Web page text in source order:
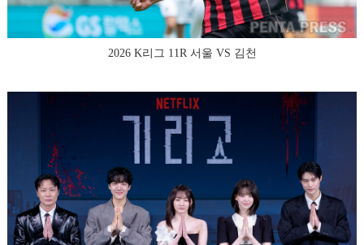
2026 K리그 11R 서울 VS 김천